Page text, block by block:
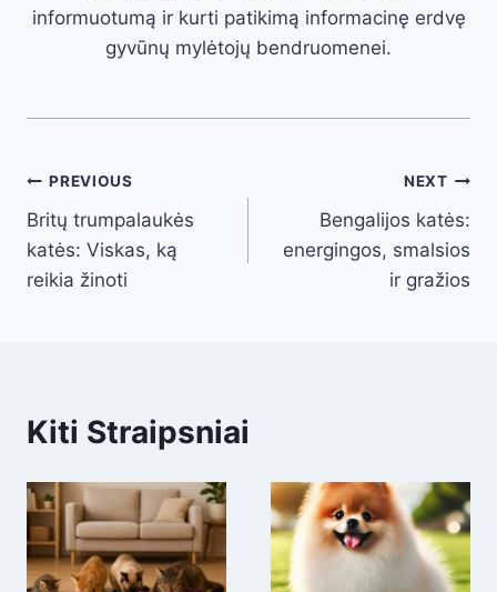
informuotumą ir kurti patikimą informacinę erdvę
gyvūnų mylėtojų bendruomenei.
Post
navigation
PREVIOUS
Britų trumpalaukės
katės: Viskas, ką
reikia žinoti
NEXT
Bengalijos katės:
energingos, smalsios
ir gražios
Kiti Straipsniai